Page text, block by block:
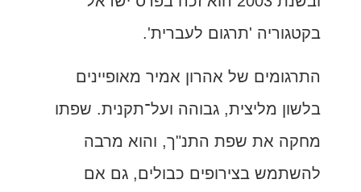
בקטגוריה 'תרגום לעברית'.
התרגומים של אהרון אמיר מאופיינים
בלשון מליצית, גבוהה ועל־תקנית. שפתו
מחקה את שפת התנ"ך, והוא מרבה
להשתמש בצירופים כבולים, גם אם